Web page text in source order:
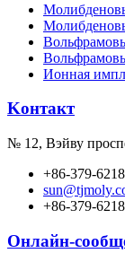
Ионная
Kонтакт
№ 12, Вэйву
+86-379-
+86-379-
Онлайн-